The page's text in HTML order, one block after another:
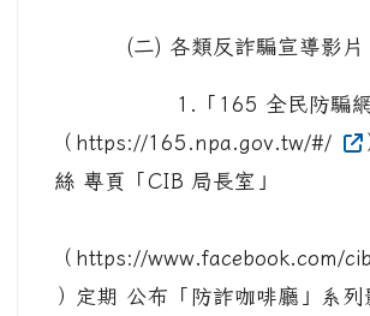
(二) 各類反詐騙宣導影片
1.「165 全民防騙網
（https://165.npa.gov.tw/#/
絲 專頁「CIB 局長室」
（https://www.facebook.com/
）定期 公布「防詐咖啡廳」系列